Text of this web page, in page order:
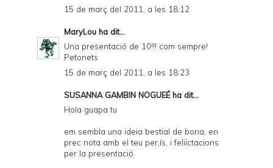
15 de març del 2011, a les 18:12
MaryLou ha dit...
Una presentació de 10!!! com sempre!
Petonets
15 de març del 2011, a les 18:23
SUSANNA GAMBIN NOGUEÉha dit...
Hola guapa tu
em sembla una ideia bestial de bona, en
prec nota amb el teu per,ís, i feliictacions
per la presentació